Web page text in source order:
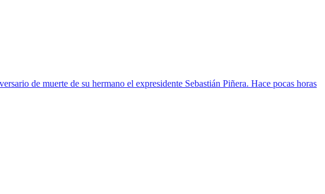
de muerte de su hermano el expresidente Sebastián Piñera. Hace pocas horas